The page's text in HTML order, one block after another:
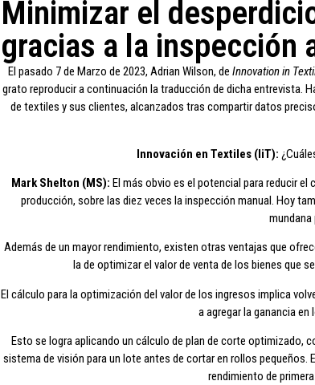
Minimizar el
gracias a la inspección
El pasado 7 de Marzo de 2023, Adrian Wilson, de Innovation in
grato reproducir a continuación la traducción de dicha entrevista.
de textiles y sus clientes, alcanzados tras compartir datos
Innovación en Textiles (IiT):
Mark Shelton (MS): El más obvio es el potencial para reducir
producción, sobre las diez veces la inspección manual. Hoy
mundana
Además de un mayor rendimiento, existen otras ventajas que
la de optimizar el valor de venta de los bienes que
El cálculo para la optimización del valor de los ingresos implica
a agregar la ganancia
Esto se logra aplicando un cálculo de plan de corte optimizado,
sistema de visión para un lote antes de cortar en rollos
rendimiento de